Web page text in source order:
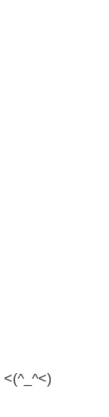
<(^_^<)